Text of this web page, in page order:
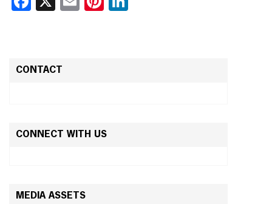
CONTACT
CONNECT WITH US
MEDIA ASSETS